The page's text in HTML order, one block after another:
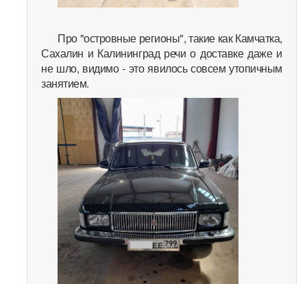
Про "островные регионы", такие как Камчатка,
Сахалин и Калининград речи о доставке даже и
не шло, видимо - это явилось совсем утопичным
занятием.